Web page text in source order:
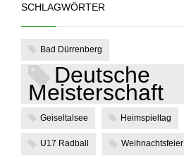
SCHLAGWÖRTER
Bad Dürrenberg
Deutsche
Meisterschaft
Geiseltalsee Heimspieltag
U17 Radball Weihnachtsfeier